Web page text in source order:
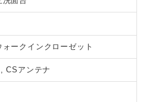
ークインクローゼット
CSアンテナ